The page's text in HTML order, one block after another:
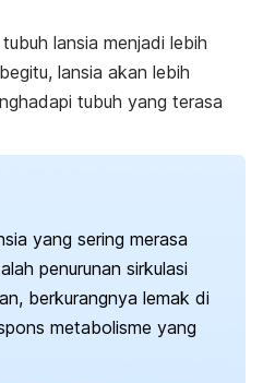
lansia menjadi lebih
lansia akan lebih
tubuh yang terasa
yang sering merasa
penurunan sirkulasi
berkurangnya lemak di
metabolisme yang